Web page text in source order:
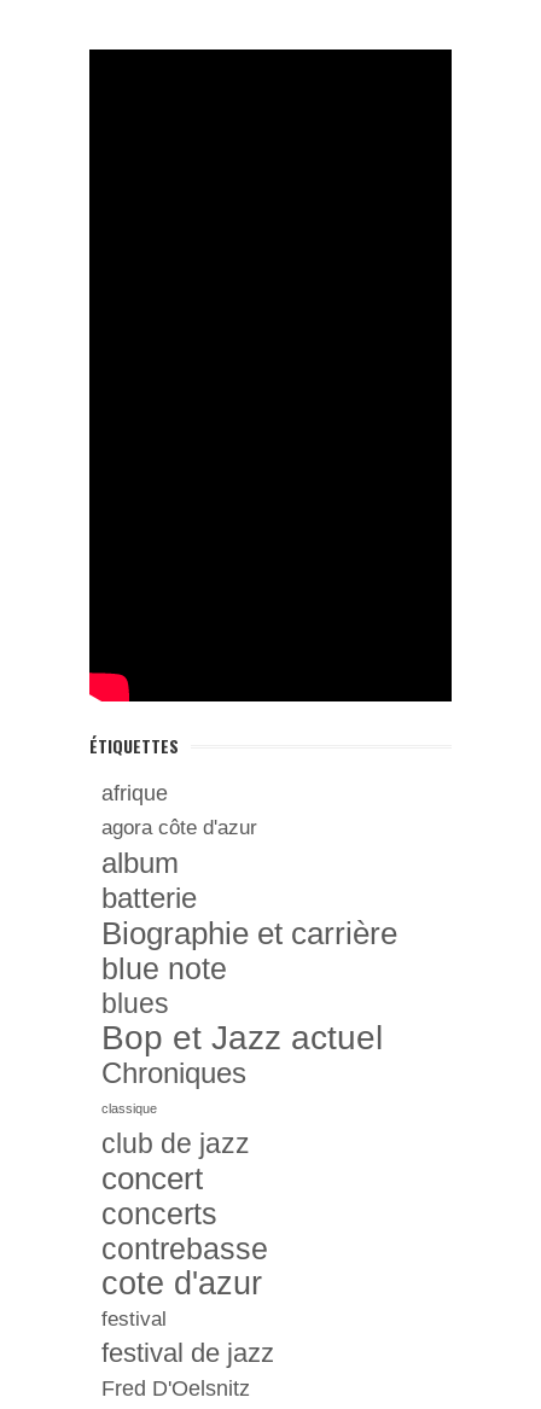
ÉTIQUETTES
afrique
agora côte d'azur
album
batterie
Biographie et carrière
blue note
blues
Bop et Jazz actuel
Chroniques
classique
club de jazz
concert
concerts
contrebasse
cote d'azur
festival
festival de jazz
Fred D'Oelsnitz